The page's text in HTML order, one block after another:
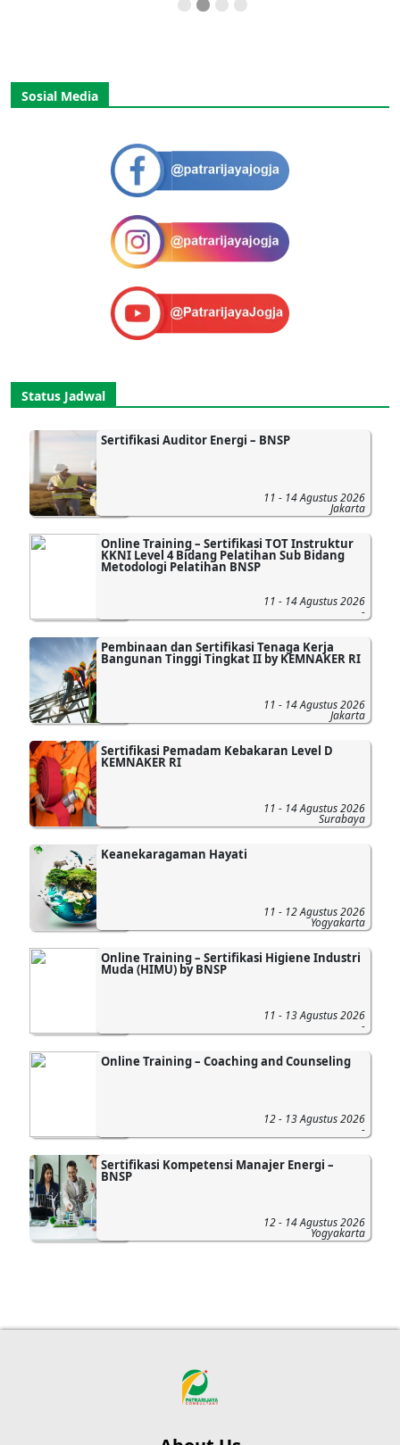
Sosial Media
Status Jadwal
Sertifikasi Auditor Energi – BNSP
11 - 14 Agustus 2026
Jakarta
Online Training – Sertifikasi TOT Instruktur
KKNI Level 4 Bidang Pelatihan Sub Bidang
Metodologi Pelatihan BNSP
11 - 14 Agustus 2026
-
Pembinaan dan Sertifikasi Tenaga Kerja
Bangunan Tinggi Tingkat II by KEMNAKER RI
11 - 14 Agustus 2026
Jakarta
Sertifikasi Pemadam Kebakaran Level D
KEMNAKER RI
11 - 14 Agustus 2026
Surabaya
Keanekaragaman Hayati
11 - 12 Agustus 2026
Yogyakarta
Online Training – Sertifikasi Higiene Industri
Muda (HIMU) by BNSP
11 - 13 Agustus 2026
-
Online Training – Coaching and Counseling
12 - 13 Agustus 2026
-
Sertifikasi Kompetensi Manajer Energi –
BNSP
12 - 14 Agustus 2026
Yogyakarta